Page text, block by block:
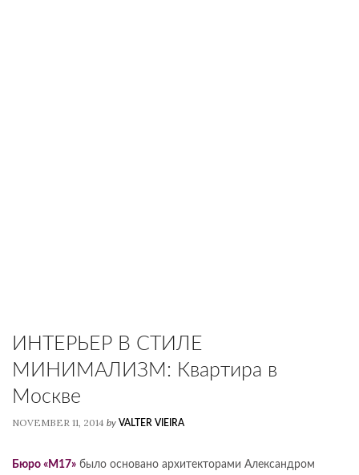
ИНТЕРЬЕР В СТИЛЕ
МИНИМАЛИЗМ: Квартира в
Москве
NOVEMBER 11, 2014 by VALTER VIEIRA
Бюро «М17» было основано архитекторами Александром